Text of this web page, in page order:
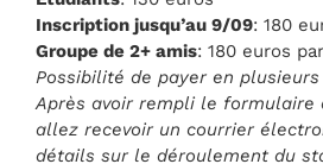
Inscription jusqu’au 9/09: 180
Groupe de 2+ amis: 180 euros
Possibilité de payer en
Après avoir rempli le formulaire
allez recevoir un courrier
détails sur le déroulement du